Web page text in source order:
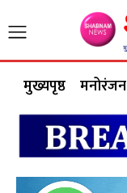
मुख्यपृष्ठ मनोरंजन